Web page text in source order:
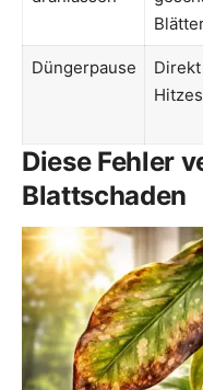
Düngerpause
Diese Fehler
Blattschaden